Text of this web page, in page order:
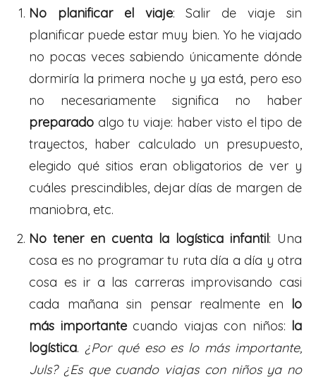
No planificar el viaje: Salir de viaje sin
planificar puede estar muy bien. Yo he viajado
no pocas veces sabiendo únicamente dónde
dormiría la primera noche y ya está, pero eso
no necesariamente significa no haber
preparado algo tu viaje: haber visto el tipo de
trayectos, haber calculado un presupuesto,
elegido qué sitios eran obligatorios de ver y
cuáles prescindibles, dejar días de margen de
maniobra, etc.
No tener en cuenta la logística infantil: Una
cosa es no programar tu ruta día a día y otra
cosa es ir a las carreras improvisando casi
cada mañana sin pensar realmente en lo
más importantecuando viajas con niños: la
logística. ¿Por qué eso es lo más importante,
Juls? ¿Es que cuando viajas con niños ya no